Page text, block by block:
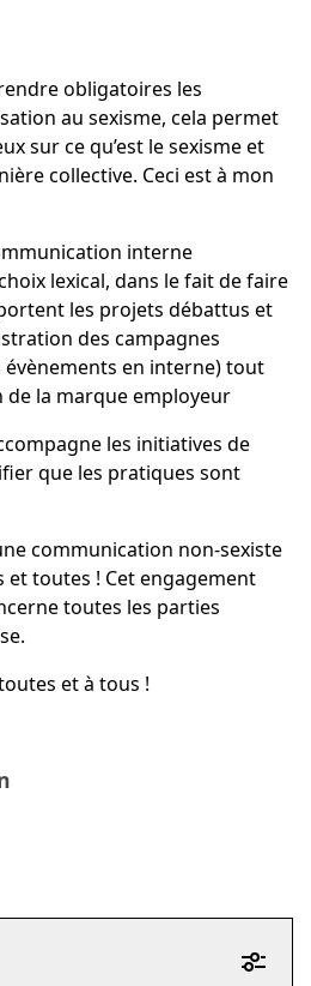
obligatoires les
au sexisme, cela permet
sur ce qu’est le sexisme et
collective. Ceci est à mon
interne
lexical, dans le fait de faire
les projets débattus et
des campagnes
évènements en interne) tout
la marque employeur
les initiatives de
que les pratiques sont
communication non-sexiste
toutes ! Cet engagement
toutes les parties
et à tous !